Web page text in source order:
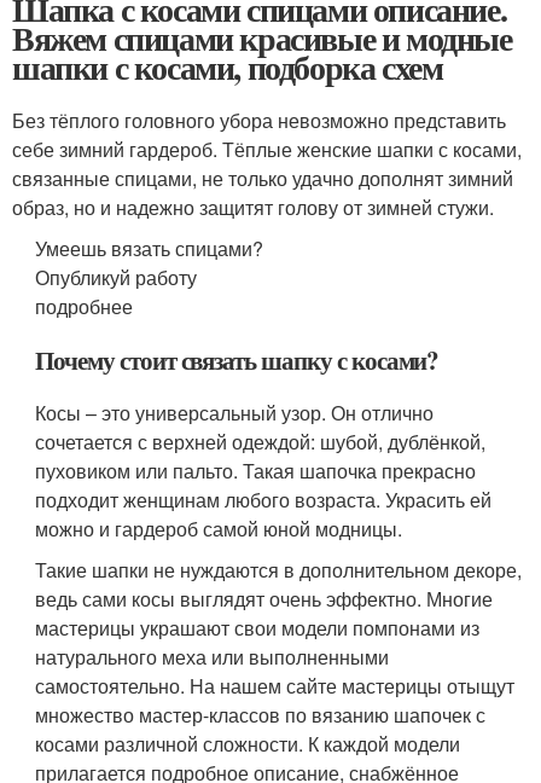
Вяжем спицами красивые и модные
шапки с косами, подборка схем
Без тёплого головного убора невозможно представить
себе зимний гардероб. Тёплые женские шапки с косами,
связанные спицами, не только удачно дополнят зимний
образ, но и надежно защитят голову от зимней стужи.
Умеешь вязать спицами?
Опубликуй работу
подробнее
Почему стоит связать шапку с косами?
Косы – это универсальный узор. Он отлично
сочетается с верхней одеждой: шубой, дублёнкой,
пуховиком или пальто. Такая шапочка прекрасно
подходит женщинам любого возраста. Украсить ей
можно и гардероб самой юной модницы.
Такие шапки не нуждаются в дополнительном декоре,
ведь сами косы выглядят очень эффектно. Многие
мастерицы украшают свои модели помпонами из
натурального меха или выполненными
самостоятельно. На нашем сайте мастерицы отыщут
множество мастер-классов по вязанию шапочек с
косами различной сложности. К каждой модели
прилагается подробное описание, снабжённое